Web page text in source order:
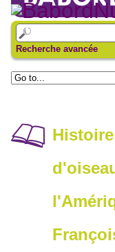
Recherche avancée